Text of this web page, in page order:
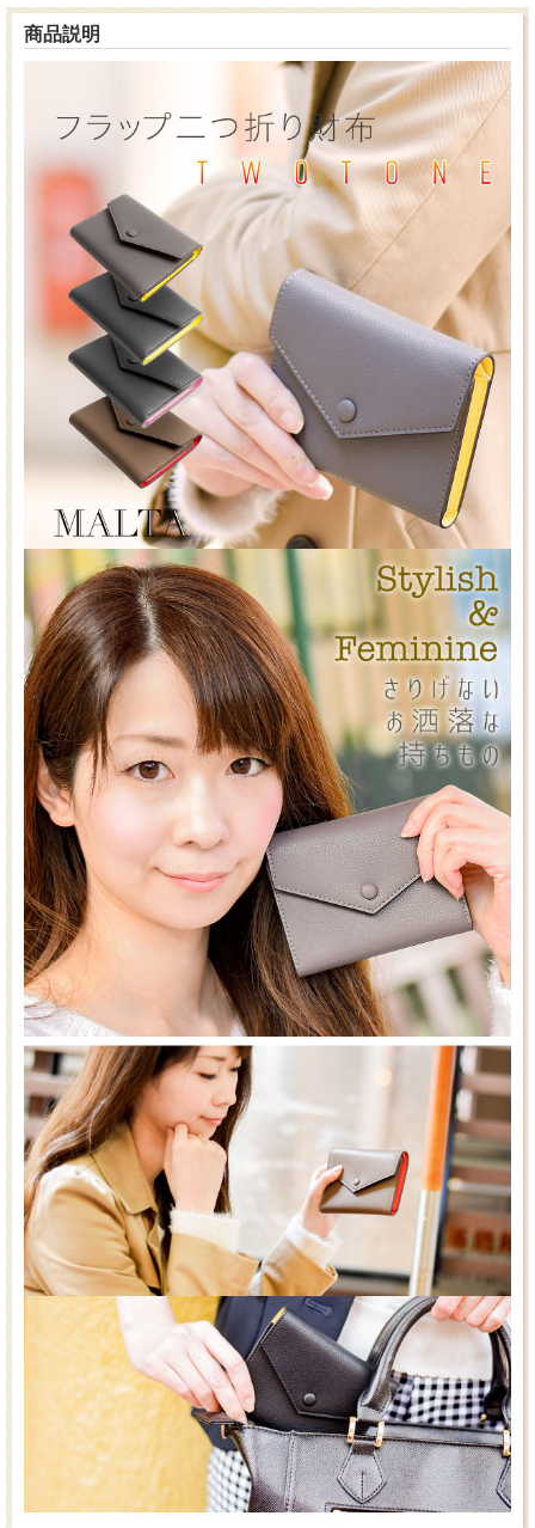
商品説明